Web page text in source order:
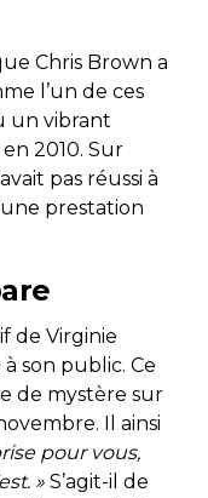
Chris Brown a
l’un de ces
un vibrant
2010. Sur
pas réussi à
prestation
de Virginie
son public. Ce
de mystère sur
Il ainsi
pour vous,
»S’agit-il de